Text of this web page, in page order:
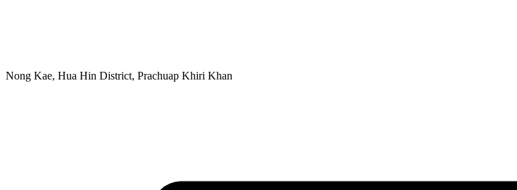
Nong Kae, Hua Hin District, Prachuap Khiri Khan